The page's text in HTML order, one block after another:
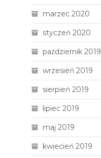
marzec 2020
styczeń 2020
październik 2019
wrzesień 2019
sierpień 2019
lipiec 2019
maj 2019
kwiecień 2019